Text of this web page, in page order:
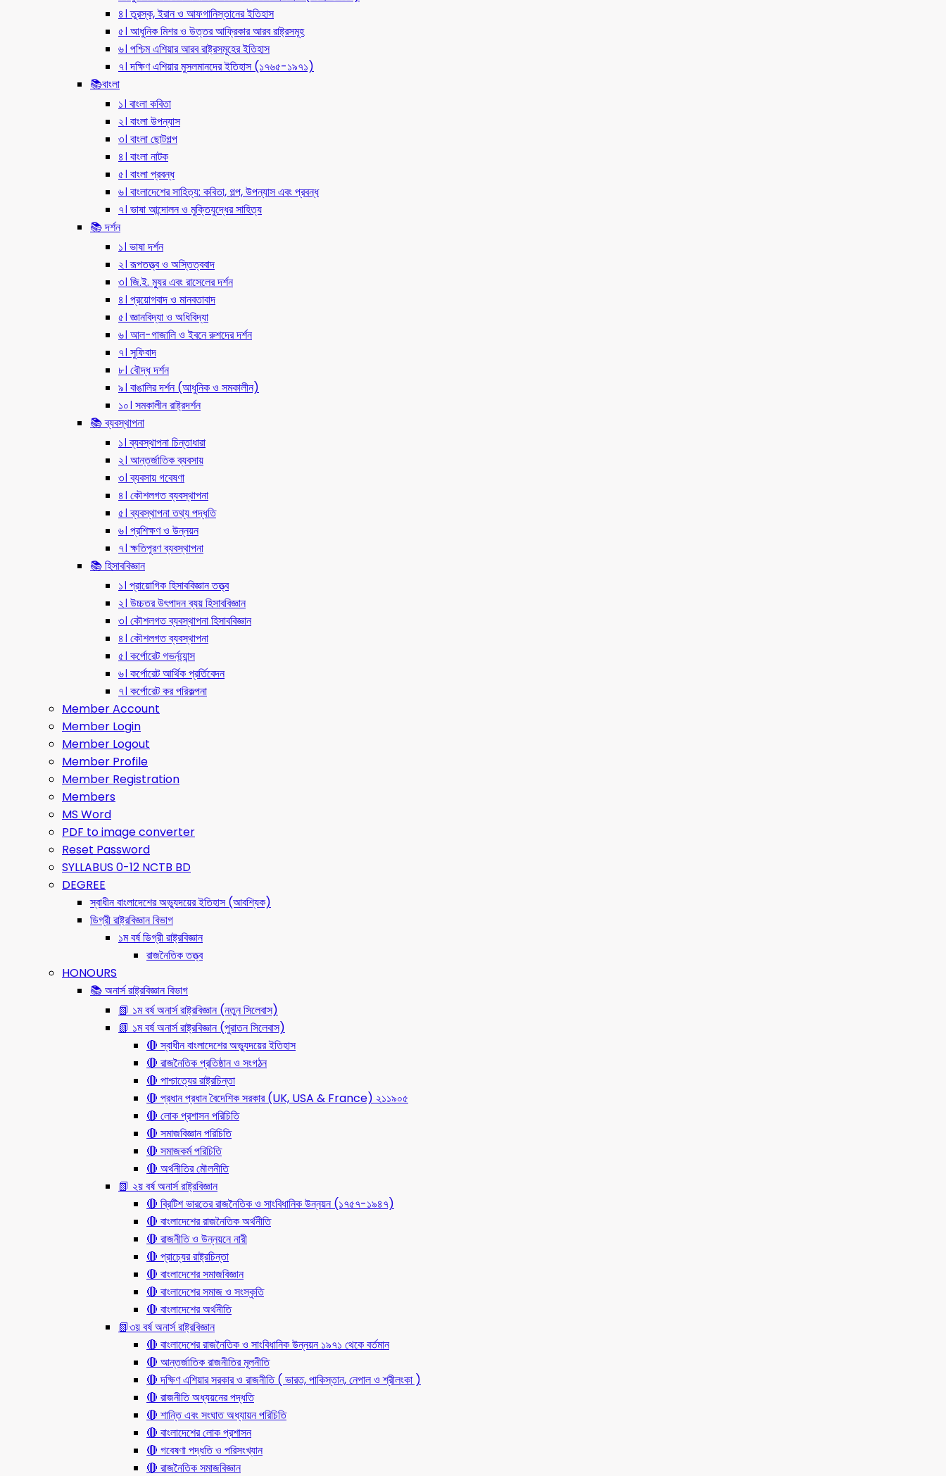
৪। তুরস্ক, ইরান ও আফগানিস্তানের ইতিহাস
৫। আধুনিক মিশর ও উত্তর আফ্রিকার আরব রাষ্ট্রসমূহ
৬। পশ্চিম এশিয়ার আরব রাষ্ট্রসমূহের ইতিহাস
৭। দক্ষিণ এশিয়ার মুসলমানদের ইতিহাস (১৭৬৫-১৯৭১)
📚বাংলা
১। বাংলা কবিতা
২। বাংলা উপন্যাস
৩। বাংলা ছোটগল্প
৪। বাংলা নাটক
৫। বাংলা প্রবন্ধ
৬। বাংলাদেশের সাহিত্য: কবিতা, গল্প, উপন্যাস এবং প্রবন্ধ
৭। ভাষা আন্দোলন ও মুক্তিযুদ্ধের সাহিত্য
📚 দর্শন
১। ভাষা দর্শন
২। রূপতত্ত্ব ও অস্তিত্ববাদ
৩। জি.ই. ম্যুর এবং রাসেলের দর্শন
৪। প্রয়োগবাদ ও মানবতাবাদ
৫। জ্ঞানবিদ্যা ও অধিবিদ্যা
৬। আল-গাজালি ও ইবনে রুশদের দর্শন
৭। সুফিবাদ
৮। বৌদ্ধ দর্শন
৯। বাঙালির দর্শন (আধুনিক ও সমকালীন)
১০। সমকালীন রাষ্ট্রদর্শন
📚 ব্যবস্থাপনা
১। ব্যবস্থাপনা চিন্তাধারা
২। আন্তর্জাতিক ব্যবসায়
৩। ব্যবসায় গবেষণা
৪। কৌশলগত ব্যবস্থাপনা
৫। ব্যবস্থাপনা তথ্য পদ্ধতি
৬। প্রশিক্ষণ ও উন্নয়ন
৭। ক্ষতিপূরণ ব্যবস্থাপনা
📚 হিসাববিজ্ঞান
১। প্রায়োগিক হিসাববিজ্ঞান তত্ত্ব
২। উচ্চতর উৎপাদন ব্যয় হিসাববিজ্ঞান
৩। কৌশলগত ব্যবস্থাপনা হিসাববিজ্ঞান
৪। কৌশলগত ব্যবস্থাপনা
৫। কর্পোরেট গভর্ন্য্যান্স
৬। কর্পোরেট আর্থিক প্রর্তিবেদন
৭। কর্পোরেট কর পরিকল্পনা
Member Account
Member Login
Member Logout
Member Profile
Member Registration
Members
MS Word
PDF to image converter
Reset Password
SYLLABUS 0-12 NCTB BD
DEGREE
স্বাধীন বাংলাদেশের অভ্যুদয়ের ইতিহাস (আবশ্যিক)
ডিগ্রী রাষ্ট্রবিজ্ঞান বিভাগ
১ম বর্ষ ডিগ্রী রাষ্ট্রবিজ্ঞান
রাজনৈতিক তত্ত্ব
HONOURS
📚 অনার্স রাষ্ট্রবিজ্ঞান বিভাগ
📗 ১ম বর্ষ অনার্স রাষ্ট্রবিজ্ঞান (নতুন সিলেবাস)
📗 ১ম বর্ষ অনার্স রাষ্ট্রবিজ্ঞান (পুরাতন সিলেবাস)
🔴 স্বাধীন বাংলাদেশের অভ্যুদয়ের ইতিহাস
🔴 রাজনৈতিক প্রতিষ্ঠান ও সংগঠন
🔴 পাশ্চাত্যের রাষ্ট্রচিন্তা
🔴 প্রধান প্রধান বৈদেশিক সরকার (UK, USA & France) ২১১৯০৫
🔴 লোক প্রশাসন পরিচিতি
🔴 সমাজবিজ্ঞান পরিচিতি
🔴 সমাজকর্ম পরিচিতি
🔴 অর্থনীতির মৌলনীতি
📗 ২য় বর্ষ অনার্স রাষ্ট্রবিজ্ঞান
🔴 ব্রিটিশ ভারতের রাজনৈতিক ও সাংবিধানিক উন্নয়ন (১৭৫৭-১৯৪৭)
🔴 বাংলাদেশের রাজনৈতিক অর্থনীতি
🔴 রাজনীতি ও উন্নয়নে নারী
🔴 প্রাচ্যের রাষ্ট্রচিন্তা
🔴 বাংলাদেশের সমাজবিজ্ঞান
🔴 বাংলাদেশের সমাজ ও সংস্কৃতি
🔴 বাংলাদেশের অর্থনীতি
📗৩য় বর্ষ অনার্স রাষ্ট্রবিজ্ঞান
🔴 বাংলাদেশের রাজনৈতিক ও সাংবিধানিক উন্নয়ন ১৯৭১ থেকে বর্তমান
🔴 আন্তর্জাতিক রাজনীতির মূলনীতি
🔴 দক্ষিণ এশিয়ার সরকার ও রাজনীতি ( ভারত, পাকিস্তান, নেপাল ও শ্রীলংকা )
🔴 রাজনীতি অধ্যয়নের পদ্ধতি
🔴 শান্তি এবং সংঘাত অধ্যায়ন পরিচিতি
🔴 বাংলাদেশের লোক প্রশাসন
🔴 গবেষণা পদ্ধতি ও পরিসংখ্যান
🔴 রাজনৈতিক সমাজবিজ্ঞান